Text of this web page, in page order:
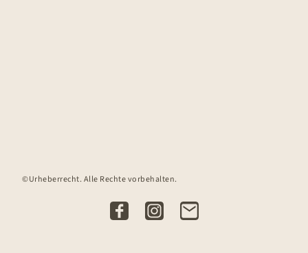
©Urheberrecht. Alle Rechte vorbehalten.